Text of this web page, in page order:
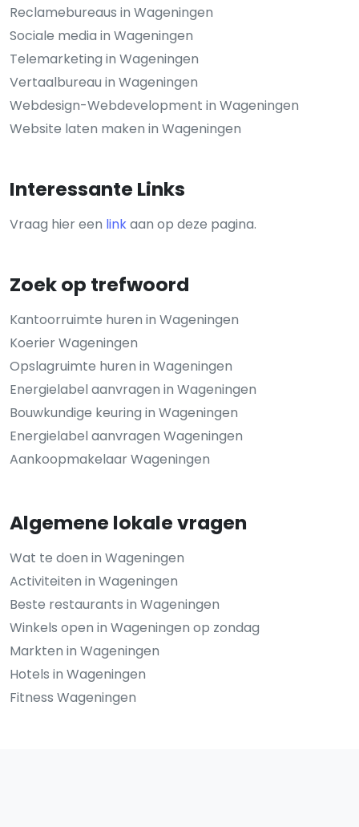
Reclamebureaus in Wageningen
Sociale media in Wageningen
Telemarketing in Wageningen
Vertaalbureau in Wageningen
Webdesign-Webdevelopment in Wageningen
Website laten maken in Wageningen
Interessante Links
Vraag hier een linkaan op deze pagina.
Zoek op trefwoord
Kantoorruimte huren in Wageningen
Koerier Wageningen
Opslagruimte huren in Wageningen
Energielabel aanvragen in Wageningen
Bouwkundige keuring in Wageningen
Energielabel aanvragen Wageningen
Aankoopmakelaar Wageningen
Algemene lokale vragen
Wat te doen in Wageningen
Activiteiten in Wageningen
Beste restaurants in Wageningen
Winkels open in Wageningen op zondag
Markten in Wageningen
Hotels in Wageningen
Fitness Wageningen